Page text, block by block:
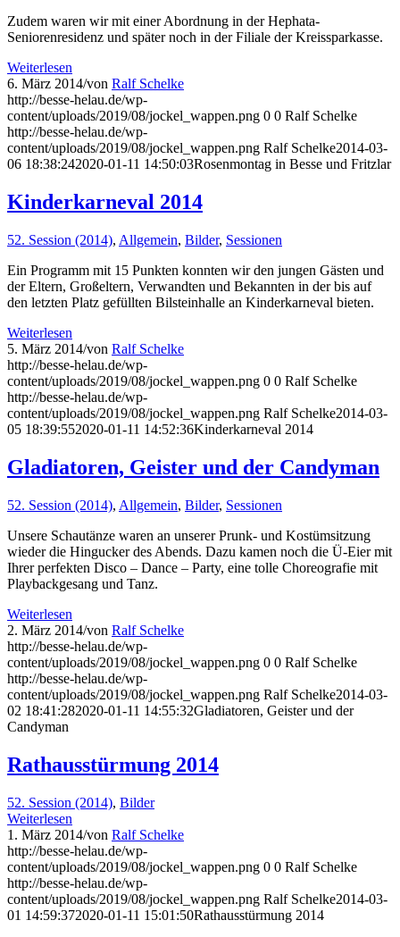
Zudem waren wir mit einer Abordnung in der Hephata-
Seniorenresidenz und später noch in der Filiale der Kreissparkasse.
Weiterlesen
6. März 2014/von Ralf Schelke
http://besse-helau.de/wp-
content/uploads/2019/08/jockel_wappen.png 0 0 Ralf Schelke
http://besse-helau.de/wp-
content/uploads/2019/08/jockel_wappen.png Ralf Schelke2014-03-
06 18:38:242020-01-11 14:50:03Rosenmontag in Besse und Fritzlar
Kinderkarneval 2014
52. Session (2014), Allgemein, Bilder, Sessionen
Ein Programm mit 15 Punkten konnten wir den jungen Gästen und
der Eltern, Großeltern, Verwandten und Bekannten in der bis auf
den letzten Platz gefüllten Bilsteinhalle an Kinderkarneval bieten.
Weiterlesen
5. März 2014/von Ralf Schelke
http://besse-helau.de/wp-
content/uploads/2019/08/jockel_wappen.png 0 0 Ralf Schelke
http://besse-helau.de/wp-
content/uploads/2019/08/jockel_wappen.png Ralf Schelke2014-03-
05 18:39:552020-01-11 14:52:36Kinderkarneval 2014
Gladiatoren, Geister und der Candyman
52. Session (2014), Allgemein, Bilder, Sessionen
Unsere Schautänze waren an unserer Prunk- und Kostümsitzung
wieder die Hingucker des Abends. Dazu kamen noch die Ü-Eier mit
Ihrer perfekten Disco – Dance – Party, eine tolle Choreografie mit
Playbackgesang und Tanz.
Weiterlesen
2. März 2014/von Ralf Schelke
http://besse-helau.de/wp-
content/uploads/2019/08/jockel_wappen.png 0 0 Ralf Schelke
http://besse-helau.de/wp-
content/uploads/2019/08/jockel_wappen.png Ralf Schelke2014-03-
02 18:41:282020-01-11 14:55:32Gladiatoren, Geister und der
Candyman
Rathausstürmung 2014
52. Session (2014), Bilder
Weiterlesen
1. März 2014/von Ralf Schelke
http://besse-helau.de/wp-
content/uploads/2019/08/jockel_wappen.png 0 0 Ralf Schelke
http://besse-helau.de/wp-
content/uploads/2019/08/jockel_wappen.png Ralf Schelke2014-03-
01 14:59:372020-01-11 15:01:50Rathausstürmung 2014